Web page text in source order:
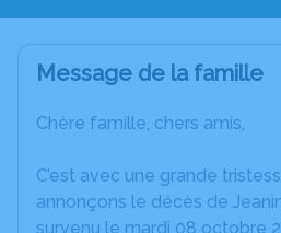
Message de la famille
Chère famille, chers amis,
C’est avec une grande
annonçons le décès de
survenu le mardi 08 octobre